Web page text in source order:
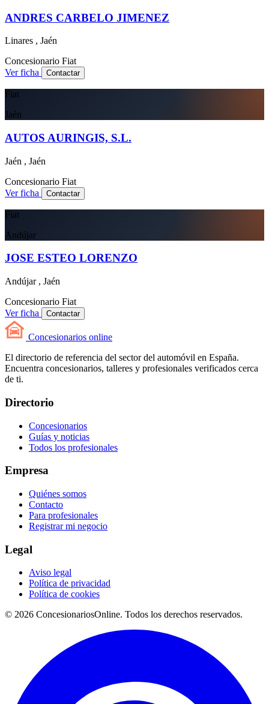
ANDRES CARBELO JIMENEZ
Linares , Jaén
Concesionario Fiat
Ver ficha
Contactar
Fiat
Jaén
AUTOS AURINGIS, S.L.
Jaén , Jaén
Concesionario Fiat
Ver ficha
Contactar
Fiat
Andújar
JOSE ESTEO LORENZO
Andújar , Jaén
Concesionario Fiat
Ver ficha
Contactar
Concesionarios online
El directorio de referencia del sector del automóvil en España.
Encuentra concesionarios, talleres y profesionales verificados cerca
de ti.
Directorio
Concesionarios
Guías y noticias
Todos los profesionales
Empresa
Quiénes somos
Contacto
Para profesionales
Registrar mi negocio
Legal
Aviso legal
Política de privacidad
Política de cookies
© 2026 ConcesionariosOnline. Todos los derechos reservados.